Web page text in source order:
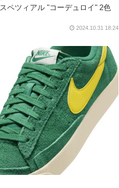
ペツィアル "コーデュロイ" 2色
2024.10.31 18:24